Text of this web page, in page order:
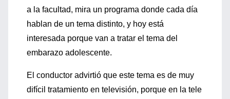
a la facultad, mira un programa donde cada día
hablan de un tema distinto, y hoy está
interesada porque van a tratar el tema del
embarazo adolescente.
El conductor advirtió que este tema es de muy
difícil tratamiento en televisión, porque en la tele